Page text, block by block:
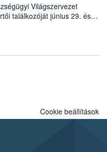
Világszervezet
találkozóját június 29. és
Felelős
biztonsági
elősegítése volt az európai
jólétének
Cookie beállítások